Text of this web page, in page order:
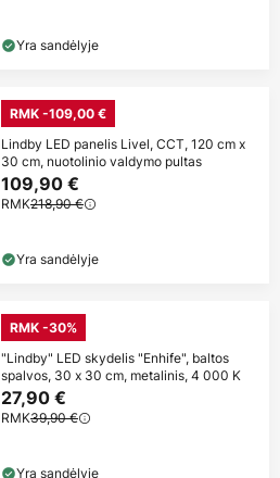
Yra sandėlyje
RMK -109,00 €
Lindby LED panelis Livel, CCT, 120 cm x
30 cm, nuotolinio valdymo pultas
109,90 €
RMK218,90 €
Yra sandėlyje
RMK -30%
"Lindby" LED skydelis "Enhife", baltos
spalvos, 30 x 30 cm, metalinis, 4 000 K
27,90 €
RMK39,90 €
Yra sandėlyje